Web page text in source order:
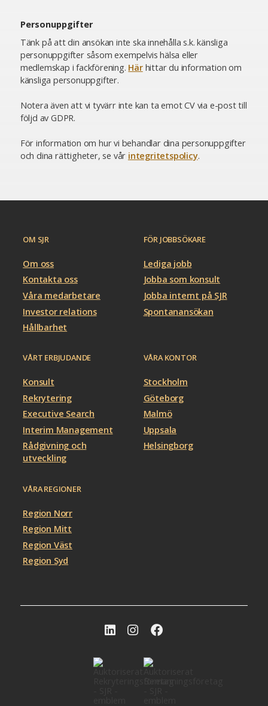
Personuppgifter
Tänk på att din ansökan inte ska innehålla s.k. känsliga
personuppgifter såsom exempelvis hälsa eller
medlemskap i fackförening. Härhittar du information om
känsliga personuppgifter.
Notera även att vi tyvärr inte kan ta emot CV via e-post till
följd av GDPR.
För information om hur vi behandlar dina personuppgifter
och dina rättigheter, se vår integritetspolicy.
OM SJR
Om oss
Kontakta oss
Våra medarbetare
Investor relations
Hållbarhet
FÖR JOBBSÖKARE
Lediga jobb
Jobba som konsult
Jobba internt på SJR
Spontanansökan
VÅRT ERBJUDANDE
Konsult
Rekrytering
Executive Search
Interim Management
Rådgivning och
utveckling
VÅRA KONTOR
Stockholm
Göteborg
Malmö
Uppsala
Helsingborg
VÅRA REGIONER
Region Norr
Region Mitt
Region Väst
Region Syd